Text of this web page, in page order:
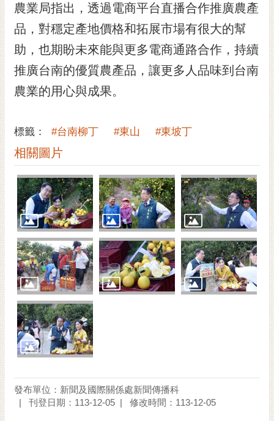
資
料
放
宣
告
交
通
位
置
農業局指出，透過電商平台直播合作推廣農產
品，對穩定產地價格和拓展市場有很大的幫
助，也期盼未來能與更多電商通路合作，持續
推廣台南的優質農產品，讓更多人品味到台南
農業的用心與成果。
標籤： #台南柳丁 #東山 #東坡丁
相關圖片
發布單位：新聞及國際關係處新聞傳播科
刊登日期：113-12-05
修改時間：113-12-05